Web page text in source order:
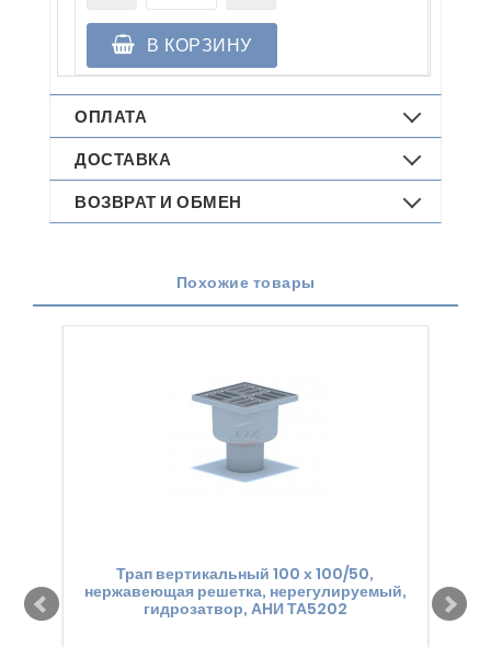
В КОРЗИНУ
ОПЛАТА
ДОСТАВКА
ВОЗВРАТ И ОБМЕН
Похожие товары
Трап вертикальный 100 х 100/50,
нержавеющая решетка, нерегулируемый,
гидрозатвор, АНИ ТА5202